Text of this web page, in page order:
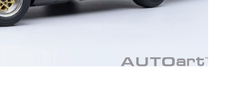
tumblr linkedin